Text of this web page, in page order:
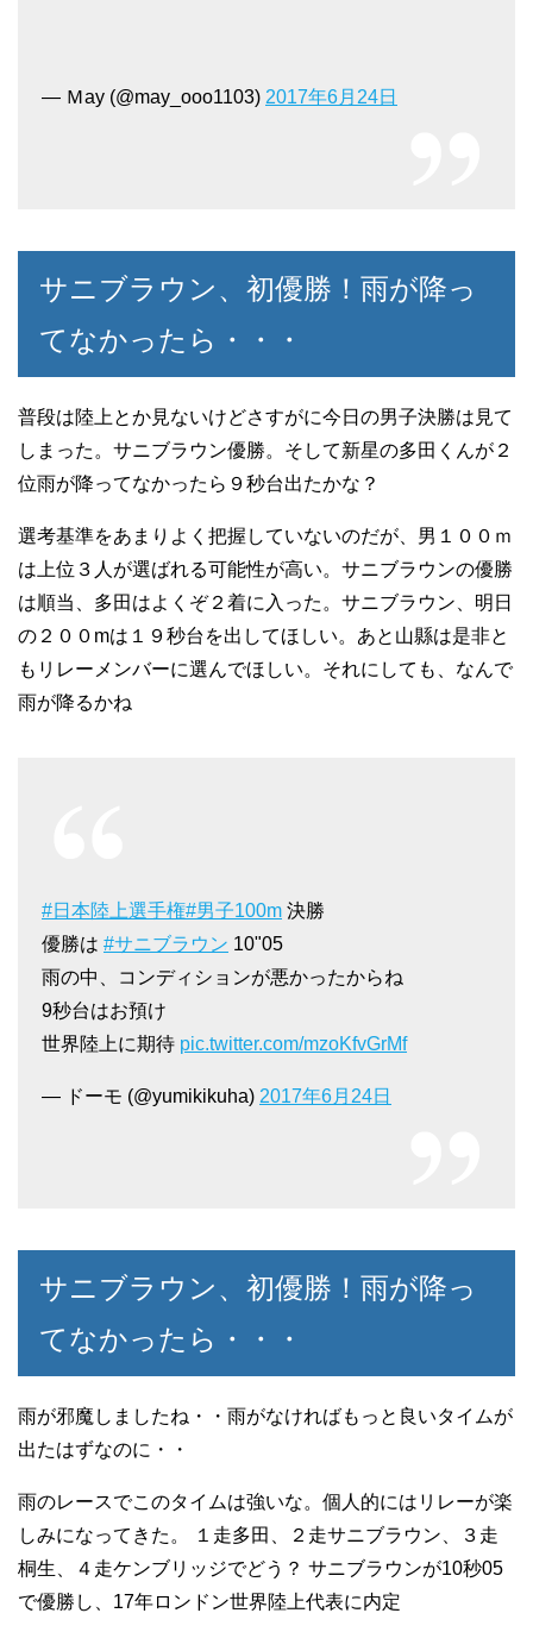
— Ｍay (@may_ooo1103) 2017年6月24日
サニブラウン、初優勝！雨が降っ
てなかったら・・・
普段は陸上とか見ないけどさすがに今日の男子決勝は見て
しまった。サニブラウン優勝。そして新星の多田くんが２
位雨が降ってなかったら９秒台出たかな？
選考基準をあまりよく把握していないのだが、男１００ｍ
は上位３人が選ばれる可能性が高い。サニブラウンの優勝
は順当、多田はよくぞ２着に入った。サニブラウン、明日
の２００mは１９秒台を出してほしい。あと山縣は是非と
もリレーメンバーに選んでほしい。それにしても、なんで
雨が降るかね
#日本陸上選手権#男子100m 決勝
優勝は #サニブラウン 10"05
雨の中、コンディションが悪かったからね
9秒台はお預け
世界陸上に期待 pic.twitter.com/mzoKfvGrMf
— ドーモ (@yumikikuha) 2017年6月24日
サニブラウン、初優勝！雨が降っ
てなかったら・・・
雨が邪魔しましたね・・雨がなければもっと良いタイムが
出たはずなのに・・
雨のレースでこのタイムは強いな。個人的にはリレーが楽
しみになってきた。 １走多田、２走サニブラウン、３走
桐生、４走ケンブリッジでどう？ サニブラウンが10秒05
で優勝し、17年ロンドン世界陸上代表に内定